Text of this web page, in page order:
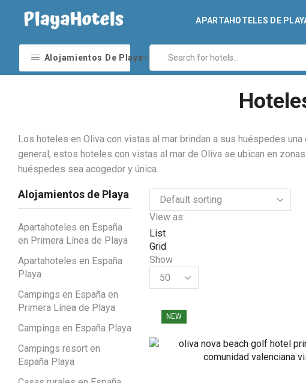
APARTAHOTELES DE
Alojamientos De Playa
Los hoteles en Oliva con vistas al mar brindan a sus huéspedes
general, estos hoteles con vistas al mar de Oliva se ubican en
huéspedes sea acogedor y única.
View as:
List
Grid
Show
NEW
Alojamientos de Playa
Apartahoteles en España
en Primera Línea de Playa
Apartahoteles en España
Playa
Campings en España en
Primera Línea de Playa
Campings en España Playa
Campings resort en
España Playa